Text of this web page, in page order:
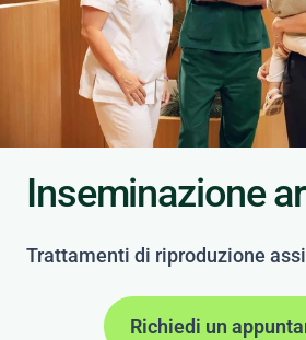
Inseminazione
Trattamenti di riproduzione
Richiedi un